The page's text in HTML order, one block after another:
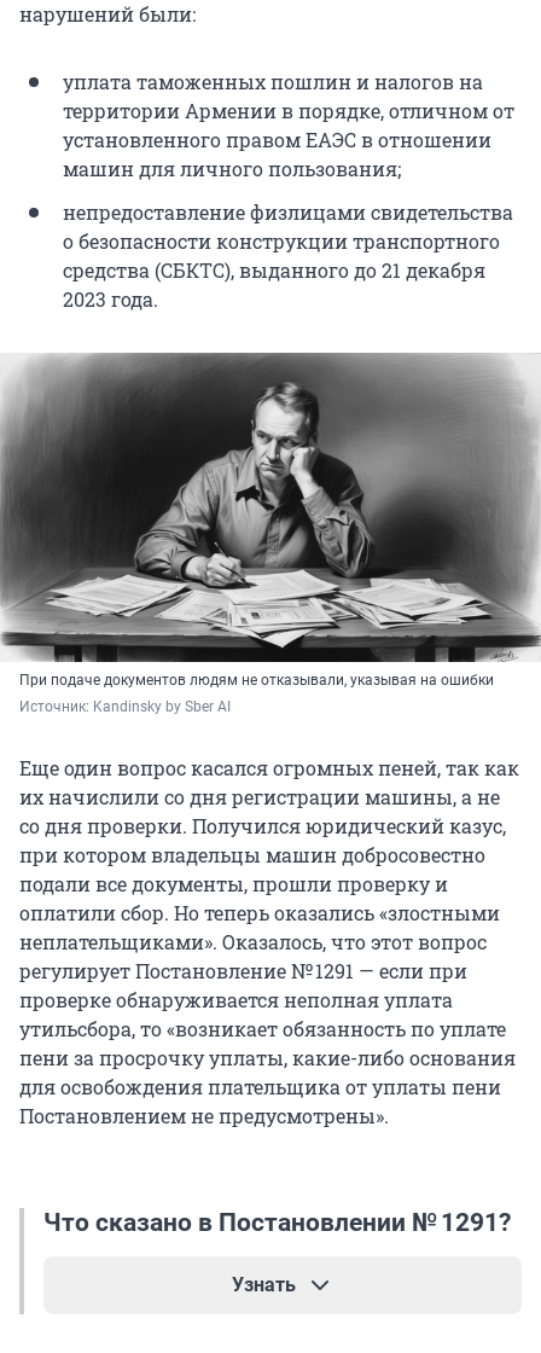
нарушений были:
уплата таможенных пошлин и налогов на
территории Армении в порядке, отличном от
установленного правом ЕАЭС в отношении
машин для личного пользования;
непредоставление физлицами свидетельства
о безопасности конструкции транспортного
средства (СБКТС), выданного до 21 декабря
2023 года.
При подаче документов людям не отказывали, указывая на ошибки
Источник: Kandinsky by Sber AI
Еще один вопрос касался огромных пеней, так как
их начислили со дня регистрации машины, а не
со дня проверки. Получился юридический казус,
при котором владельцы машин добросовестно
подали все документы, прошли проверку и
оплатили сбор. Но теперь оказались «злостными
неплательщиками». Оказалось, что этот вопрос
регулирует Постановление № 1291 — если при
проверке обнаруживается неполная уплата
утильсбора, то «возникает обязанность по уплате
пени за просрочку уплаты, какие-либо основания
для освобождения плательщика от уплаты пени
Постановлением не предусмотрены».
Что сказано в Постановлении № 1291?
Узнать